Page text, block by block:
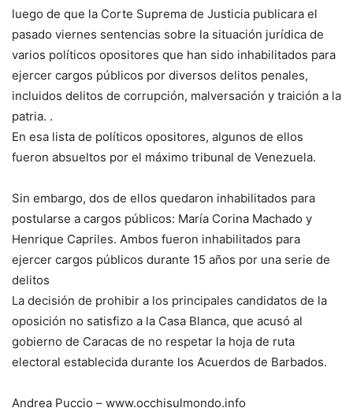
luego de que la Corte Suprema de Justicia publicara el
pasado viernes sentencias sobre la situación jurídica de
varios políticos opositores que han sido inhabilitados para
ejercer cargos públicos por diversos delitos penales,
incluidos delitos de corrupción, malversación y traición a la
patria. .
En esa lista de políticos opositores, algunos de ellos
fueron absueltos por el máximo tribunal de Venezuela.
Sin embargo, dos de ellos quedaron inhabilitados para
postularse a cargos públicos: María Corina Machado y
Henrique Capriles. Ambos fueron inhabilitados para
ejercer cargos públicos durante 15 años por una serie de
delitos
La decisión de prohibir a los principales candidatos de la
oposición no satisfizo a la Casa Blanca, que acusó al
gobierno de Caracas de no respetar la hoja de ruta
electoral establecida durante los Acuerdos de Barbados.
Andrea Puccio – www.occhisulmondo.info